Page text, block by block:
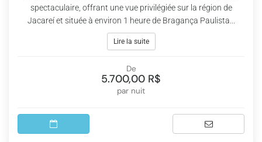
spectaculaire, offrant une vue privilégiée sur la région de
Jacareí et située à environ 1 heure de Bragança Paulista...
Lire la suite
De
5.700,00 R$
par nuit